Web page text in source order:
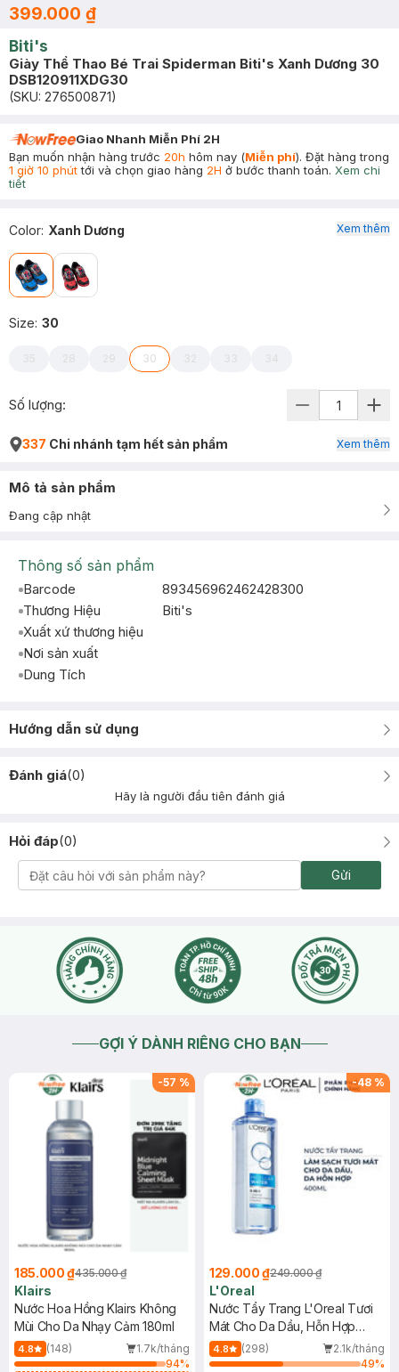
399.000 ₫
Biti's
Giày Thể Thao Bé Trai Spiderman Biti's Xanh Dương 30
DSB120911XDG30
(SKU: 276500871)
Giao Nhanh Miễn Phí 2H
Bạn muốn nhận hàng trước 20h hôm nay (Miễn phí). Đặt hàng trong
1 giờ 10 phúttới và chọn giao hàng 2H ở bước thanh toán. Xem chi
tiết
Color: Xanh Dương
Size: 30
35 28 29 30 32 33 34
Xem thêm
Số lượng:
337 Chi nhánh tạm hết sản phẩm Xem thêm
Mô tả sản phẩm
Đang cập nhật
Thông số sản phẩm
Barcode
893456962462428300
Thương Hiệu
Biti's
Xuất xứ thương hiệu
Nơi sản xuất
Dung Tích
Hướng dẫn sử dụng
Đánh giá(0)
Hãy là người đầu tiên đánh giá
Hỏi đáp(0)
Gửi
GỢI Ý DÀNH RIÊNG CHO BẠN
-57 %
185.000 ₫435.000 ₫
Klairs
Nước Hoa Hồng Klairs Không
Mùi Cho Da Nhạy Cảm 180ml
4.8 (148)
1.7k/tháng
94%
-48 %
129.000 ₫249.000 ₫
L'Oreal
Nước Tẩy Trang L'Oreal Tươi
Mát Cho Da Dầu, Hỗn Hợp
400ml
4.8 (298)
2.1k/tháng
49%